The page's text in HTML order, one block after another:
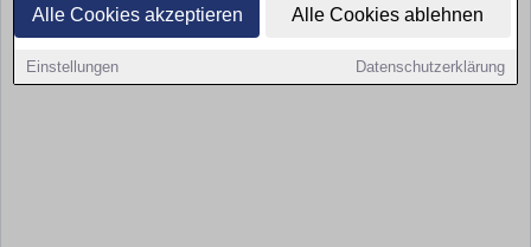
Alle Cookies akzeptieren Alle Cookies ablehnen
Einstellungen Datenschutzerklärung